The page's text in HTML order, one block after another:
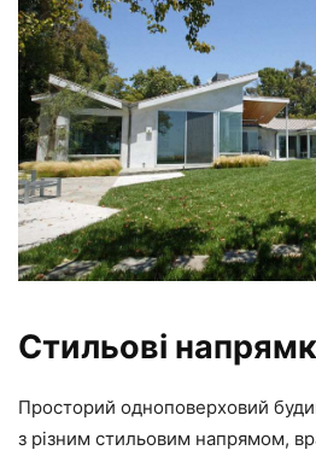
Стильові
Просторий одноповерховий
з різним стильовим напрямом,